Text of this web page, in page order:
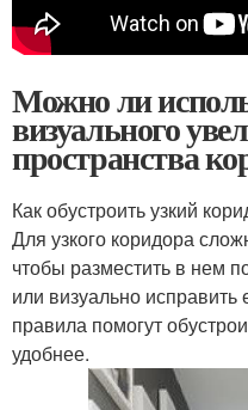
Можно ли
визуального
пространства
Как обустроить узкий
Для узкого коридора
чтобы разместить в нем
или визуально
правила помогут
удобнее.